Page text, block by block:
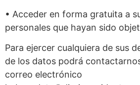
• Acceder en forma gratuita a
personales que hayan sido
Para ejercer cualquiera de sus
de los datos podrá
correo electrónico